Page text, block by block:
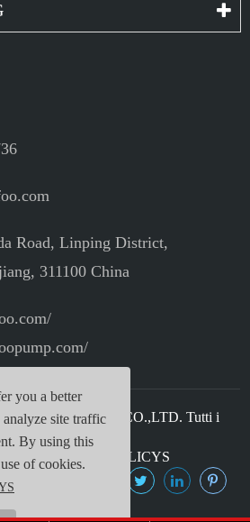
Road, Linping District,
311100 China
INDUSTRIAL CO.,LTD. Tutti i
diritti riservati.
TY_PRIVACY_POLICYS
you a better
site traffic
By using this
of cookies.